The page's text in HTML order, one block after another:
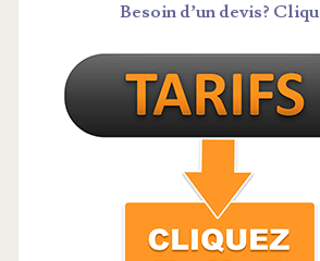
Besoin d’un devis?